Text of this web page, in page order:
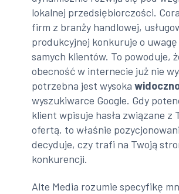
lokalnej przedsiębiorczości.
firm z branży handlowej,
produkcyjnej konkuruje o
samych klientów. To powoduje,
obecność w internecie już nie
potrzebna jest wysoka
wyszukiwarce Google. Gdy
klient wpisuje hasła związane z
ofertą, to właśnie
decyduje, czy trafi na Twoją
konkurencji.
Alte Media rozumie specyfikę